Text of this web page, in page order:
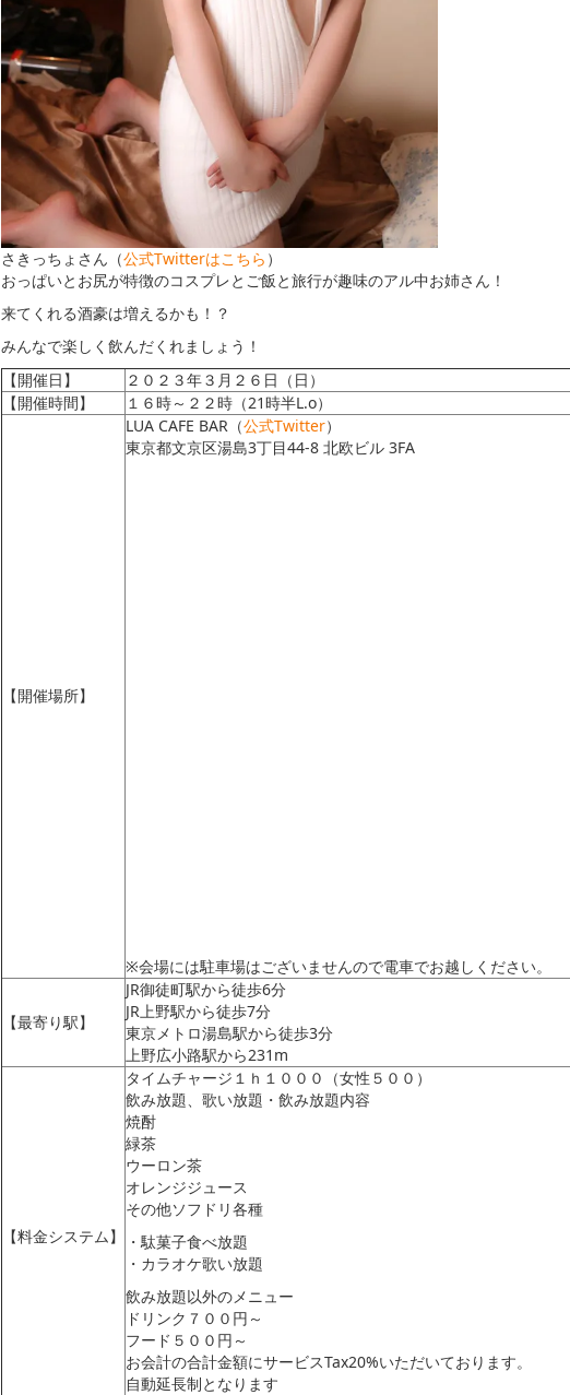
さきっちょさん（公式Twitterはこちら ）
おっぱいとお尻が特徴のコスプレとご飯と旅行が趣味のアル中お姉さん！
来てくれる酒豪は増えるかも！？
みんなで楽しく飲んだくれましょう！
【開催日】
２０２３年３月２６日（日）
【開催時間】
１６時～２２時（21時半L.o）
【開催場所】
LUA CAFE BAR（公式Twitter）
東京都文京区湯島3丁目44-8 北欧ビル 3FA
※会場には駐車場はございませんので電車でお越しください。
【最寄り駅】
JR御徒町駅から徒歩6分
JR上野駅から徒歩7分
東京メトロ湯島駅から徒歩3分
上野広小路駅から231m
【料金システム】
タイムチャージ１ｈ１０００（女性５００）
飲み放題、歌い放題・飲み放題内容
焼酎
緑茶
ウーロン茶
オレンジジュース
その他ソフドリ各種
・駄菓子食べ放題
・カラオケ歌い放題
飲み放題以外のメニュー
ドリンク７００円～
フード５００円～
お会計の合計金額にサービスTax20%いただいております。
自動延長制となります